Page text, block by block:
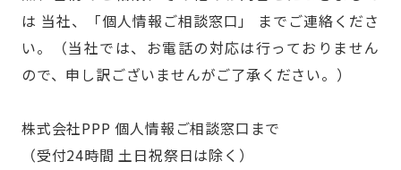
は 当社、「個人情報ご相談窓口」 までご連絡くださ
い。（当社では、お電話の対応は行っておりません
ので、申し訳ございませんがご了承ください。）
株式会社PPP 個人情報ご相談窓口まで
（受付24時間 土日祝祭日は除く）